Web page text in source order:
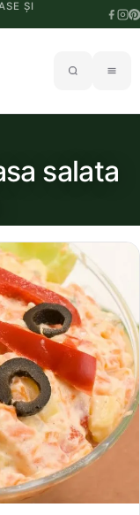
ȘI
salata